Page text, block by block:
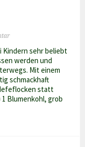
Kindern sehr beliebt
werden und
Mit einem
schmackhaft
statt
Blumenkohl, grob